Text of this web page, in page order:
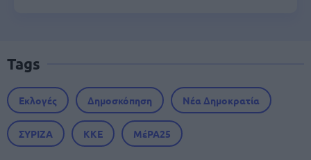
Tags
Εκλογές Δημοσκόπηση Νέα Δημοκρατία
ΣΥΡΙΖΑ ΚΚΕ ΜέΡΑ25